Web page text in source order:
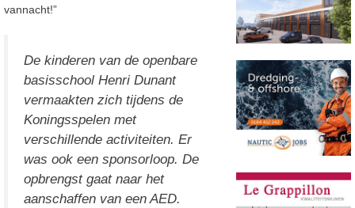
vannacht!”
De kinderen van de openbare
basisschool Henri Dunant
vermaakten zich tijdens de
Koningsspelen met
verschillende activiteiten. Er
was ook een sponsorloop. De
opbrengst gaat naar het
aanschaffen van een AED.